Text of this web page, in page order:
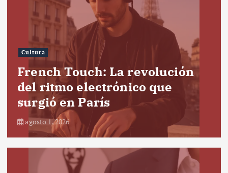
Cultura
French Touch: La revolución
del ritmo electrónico que
surgió en París
agosto 1, 2026